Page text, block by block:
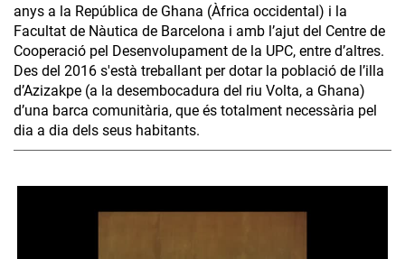
anys a la República de Ghana (Àfrica occidental) i la
Facultat de Nàutica de Barcelona i amb l’ajut del Centre de
Cooperació pel Desenvolupament de la UPC, entre d’altres.
Des del 2016 s'està treballant per dotar la població de l’illa
d’Azizakpe (a la desembocadura del riu Volta, a Ghana)
d’una barca comunitària, que és totalment necessària pel
dia a dia dels seus habitants.